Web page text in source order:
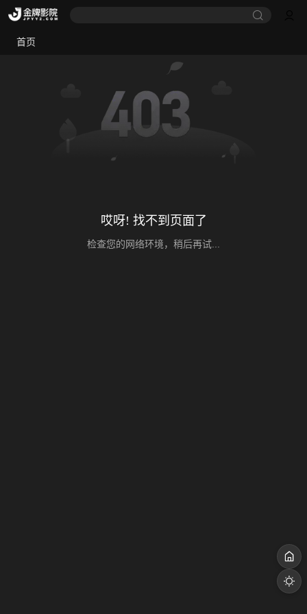
首页
哎呀! 找不到页面了
检查您的网络环境，稍后再试...